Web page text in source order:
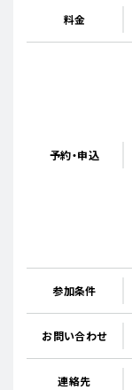
料金
予約・申込
参加条件
お問い合わせ
連絡先